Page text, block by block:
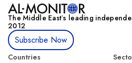
The Middle Eastʼs leading
2012
Subscribe Now
Countries